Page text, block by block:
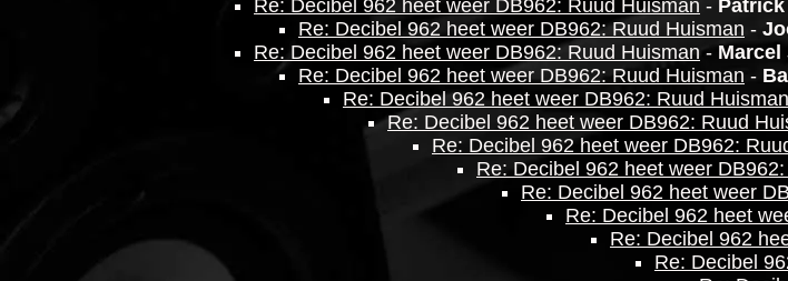
Re: Decibel 962 heet weer DB962: Ruud Huisman - Patrick
Re: Decibel 962 heet weer DB962: Ruud Huisman -
Re: Decibel 962 heet weer DB962: Ruud Huisman- Marcel
Re: Decibel 962 heet weer DB962: Ruud Huisman -
Re: Decibel 962 heet weer DB962: Ruud Huisman
Re: Decibel 962 heet weer DB962: Ruud
Re: Decibel 962 heet weer DB962:
Re: Decibel 962 heet weer
Re: Decibel 962 heet weer
Re: Decibel 962 heet
Re: Decibel 962
Re: Decibel